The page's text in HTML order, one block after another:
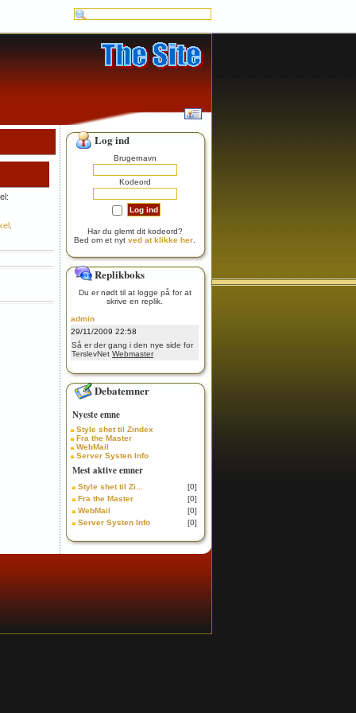
Log ind
Brugernavn
Kodeord
Har du glemt dit kodeord?
Bed om et nyt ved at klikke her
Replikboks
Du er nødt til at logge på for at
skrive en replik.
admin
29/11/2009 22:58
Så er der gang i den nye side for
TerslevNet Webmaster
Debatemner
Nyeste emne
Style shet til Zindex
Fra the Master
WebMail
Server Systen Info
Mest aktive emner
Style shet til Zi...
[0]
Fra the Master
[0]
WebMail
[0]
Server Systen Info
[0]